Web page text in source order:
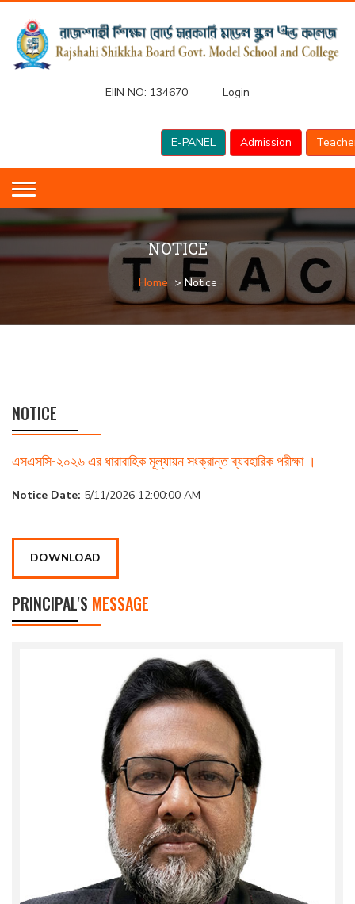
EIIN NO: 134670 Login
E-PANEL Admission
NOTICE
Home > Notice
NOTICE
এসএসসি-২০২৬ এর ধারাবাহিক মূল্যায়ন সংক্রান্ত ব্যবহারিক পরীক্ষা ।
Notice Date: 5/11/2026 12:00:00 AM
DOWNLOAD
PRINCIPAL'S MESSAGE